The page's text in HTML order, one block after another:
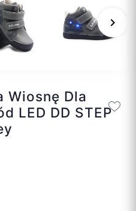
keyboard_arrow_right
Wiosnę Dla
LED DD STEP